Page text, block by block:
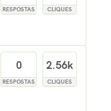
RESPOSTAS CLIQUES
0
RESPOSTAS
2.56k
CLIQUES